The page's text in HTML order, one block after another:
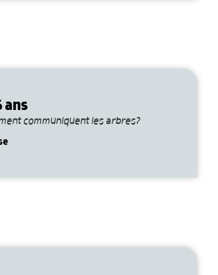
ans
communiquent les arbres?